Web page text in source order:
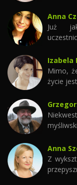
Anna
Już
Izabela
Mimo,
życie
Anna
Z